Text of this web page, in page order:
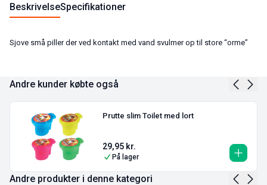
BeskrivelseSpecifikationer
Sjove små piller der ved kontakt med vand svulmer op til store “orme”
Andre kunder købte også
Prutte slim Toilet med lort
29,95 kr.
På lager
Andre produkter i denne kategori